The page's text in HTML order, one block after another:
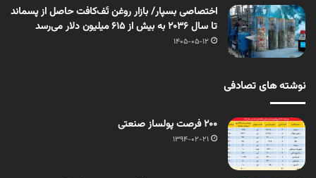
اختصاصی بسپار/ بازار روغن تَف‌کافت حاصل از پسماند
تا سال ۲۰۳۶ به بیش از ۶۱۵ میلیون دلار می‌رسد
1405-05-12
نوشته های تصادفی
200 فرصت پولساز صنعتی
1394-02-21